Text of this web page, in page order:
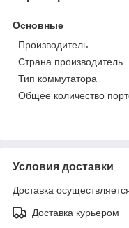
Основные
Производитель
Страна производитель
Тип коммутатора
Общее количество
Условия доставки
Доставка
Доставка курьером